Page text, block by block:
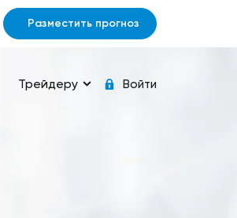
Разместить прогноз
Трейдеру Войти